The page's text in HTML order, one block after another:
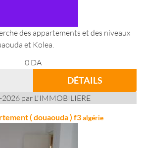
des appartements et des niveaux
et Kolea.
0 DA
DÉTAILS
2026 par L'IMMOBILIERE
( douaouda ) f3algérie